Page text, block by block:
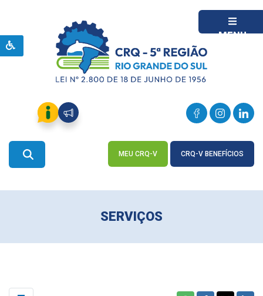
MENU
MEU CRQ-V CRQ-V BENEFÍCIOS
SERVIÇOS